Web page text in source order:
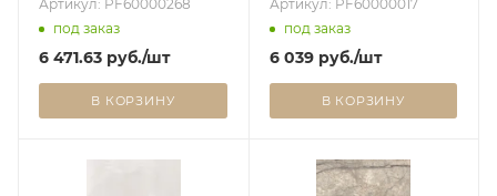
Артикул: PF60000268
под заказ
6 471.63 руб./шт
В КОРЗИНУ
Артикул: PF60000017
под заказ
6 039руб./шт
В КОРЗИНУ